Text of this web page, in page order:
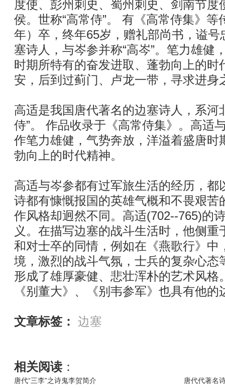
度使、彭州刺史、蜀州刺史、剑南节度
侯。世称“高常侍”。 有《高常侍集》等
年）卒，终年65岁，赠礼部尚书，谥
塞诗人，与岑参并称“高岑”。笔力雄健
时期所特有的奋发进取、蓬勃向上的时
安，后到过蓟门、卢龙一带，寻求进身
高适是我国唐代著名的边塞诗人，系河
侍”。 作品收录于《高常侍集》。高适
作笔力雄健，气势奔放，洋溢着盛唐时
勃向上的时代精神。
高适与岑参都有过军旅生活的经历，都
诗都有慷慨报国的英雄气概和不畏艰苦
作风格却迥然不同。高适(702--765)的
义。在描写边塞的战斗生活时，他侧
和对士卒的同情，例如在《燕歌行》中
境，激烈的战斗气氛，士兵的复杂心态
形成了雄厚豪健、悲壮浑朴的艺术风格
《别董大》、《别韦参军》也具有他
文章标签： 边塞
相关阅读 ：
唐代“三李”之诗鬼李贺简介
唐代代著名